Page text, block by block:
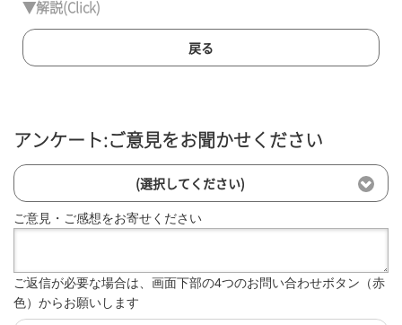
▼解説(Click)
戻る
アンケート:ご意見をお聞かせください
(選択してください)
ご意見・ご感想をお寄せください
ご返信が必要な場合は、画面下部の4つのお問い合わせボタン（赤
色）からお願いします